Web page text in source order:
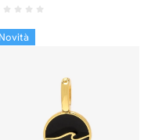
Novità